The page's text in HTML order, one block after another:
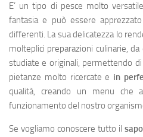
E’ un tipo di pesce molto
fantasia e può essere
differenti. La sua delicatezza lo
molteplici preparazioni culinarie,
studiate e originali, permettendo
pietanze molto ricercate e in
qualità, creando un menu che
funzionamento del nostro
Se vogliamo conoscere tutto il